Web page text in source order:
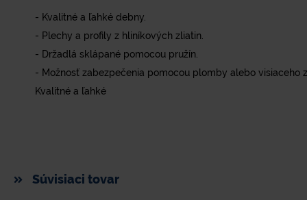
- Kvalitné a ľahké debny.
- Plechy a profily z hliníkových zliatin.
- Držadlá sklápané pomocou pružín.
- Možnosť zabezpečenia pomocou plomby alebo visiaceho
Kvalitné a ľahké
Súvisiaci tovar